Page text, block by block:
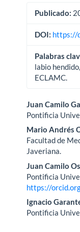
Publicado:
DOI: https://
Palabras
labio
ECLAMC.
del
Juan Camilo
Pontificia
Mario Andrés
Facultad de
Javeriana.
Juan Camilo
Pontificia
https://
Ignacio
Pontificia